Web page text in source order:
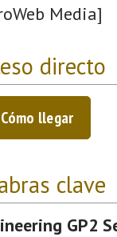
Media]
directo
Cómo llegar
clave
GP2